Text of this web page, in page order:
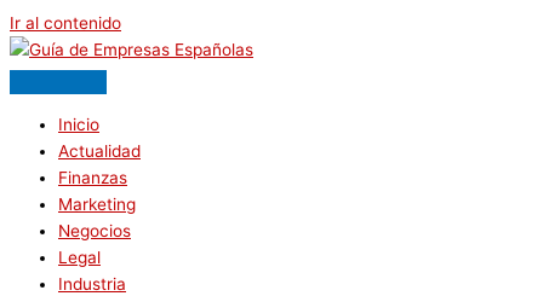
Ir al contenido
Inicio
Actualidad
Finanzas
Marketing
Negocios
Legal
Industria